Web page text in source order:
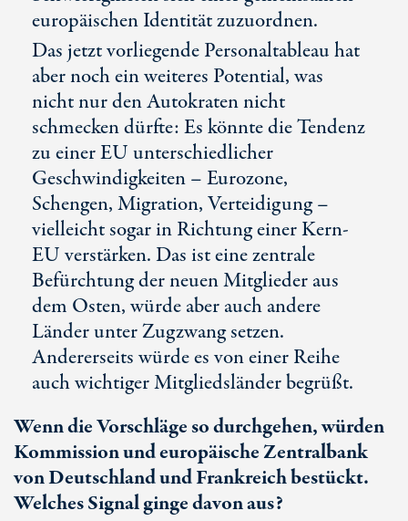
europäischen Identität zuzuordnen.
Das jetzt vorliegende Personaltableau hat
aber noch ein weiteres Potential, was
nicht nur den Autokraten nicht
schmecken dürfte: Es könnte die Tendenz
zu einer EU unterschiedlicher
Geschwindigkeiten – Eurozone,
Schengen, Migration, Verteidigung –
vielleicht sogar in Richtung einer Kern-
EU verstärken. Das ist eine zentrale
Befürchtung der neuen Mitglieder aus
dem Osten, würde aber auch andere
Länder unter Zugzwang setzen.
Andererseits würde es von einer Reihe
auch wichtiger Mitgliedsländer begrüßt.
Wenn die Vorschläge so durchgehen, würden
Kommission und europäische Zentralbank
von Deutschland und Frankreich bestückt.
Welches Signal ginge davon aus?